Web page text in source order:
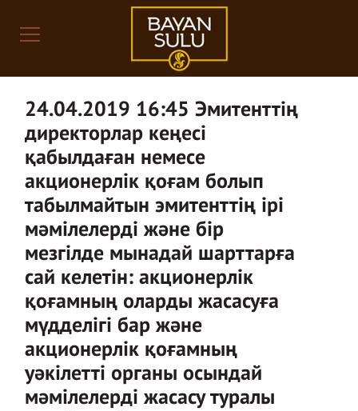
24.04.2019 16:45 Эмитенттің
директорлар кеңесі
қабылдаған немесе
акционерлік қоғам болып
табылмайтын эмитенттің ірі
мәмілелерді және бір
мезгілде мынадай шарттарға
сай келетін: акционерлік
қоғамның оларды жасасуға
мүдделігі бар және
акционерлік қоғамның
уәкілетті органы осындай
мәмілелерді жасасу туралы